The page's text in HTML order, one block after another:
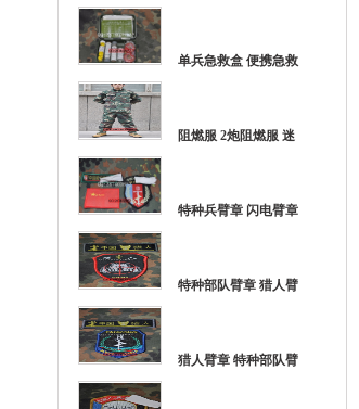
单兵急救盒 便携急救
阻燃服 2炮阻燃服 迷
特种兵臂章 闪电臂章
特种部队臂章 猎人臂
猎人臂章 特种部队臂